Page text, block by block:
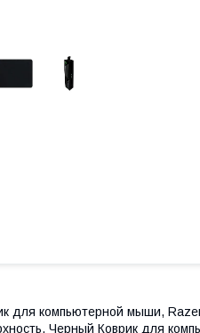
для компьютерной мыши,
Черный Коврик для